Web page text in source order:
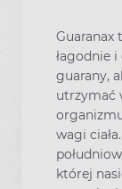
Guaranax
łagodnie i
guarany,
utrzymać
wagi
której